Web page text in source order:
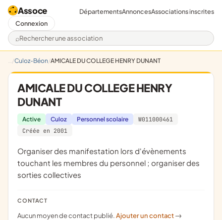
Assoce
Rechercher une association
DépartementsAnnoncesAssociations inscrites
Connexion
Culoz-Béon AMICALE DU COLLEGE HENRY DUNANT
AMICALE DU COLLEGE HENRY
DUNANT
Active Culoz Personnel scolaire
W011000461
Créée en 2001
organiser des manifestation lors d'évènements
touchant les membres du personnel ; organiser des
sorties collectives
CONTACT
Aucun moyen de contact publié.Ajouter un contact ->